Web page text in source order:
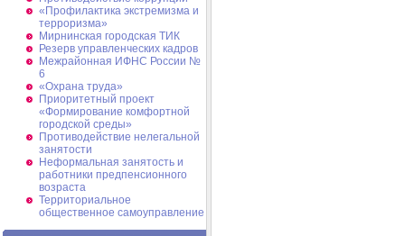
«Профилактика экстремизма и
терроризма»
Мирнинская городская ТИК
Резерв управленческих кадров
Межрайонная ИФНС России №
6
«Охрана труда»
Приоритетный проект
«Формирование комфортной
городской среды»
Противодействие нелегальной
занятости
Неформальная занятость и
работники предпенсионного
возраста
Территориальное
общественное самоуправление